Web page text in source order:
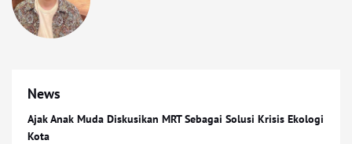
News
Ajak Anak Muda Diskusikan MRT Sebagai Solusi Krisis Ekologi
Kota